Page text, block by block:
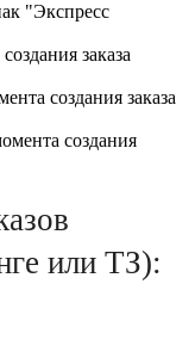
"Экспресс
заказа
создания заказа
создания
или ТЗ):